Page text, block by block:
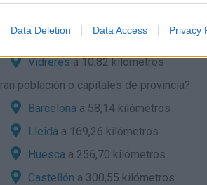
Data Deletion Data Access Privacy
a 8,89 kilómetros
Vidreresa 10,82 kilómetros
población o capitales de provincia?
Barcelona a 58,14 kilómetros
Lleida a 169,26 kilómetros
Huesca a 256,70 kilómetros
Castellón a 300,55 kilómetros